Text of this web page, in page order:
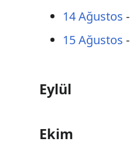
14 Ağustos -
15 Ağustos -
Eylül
Ekim